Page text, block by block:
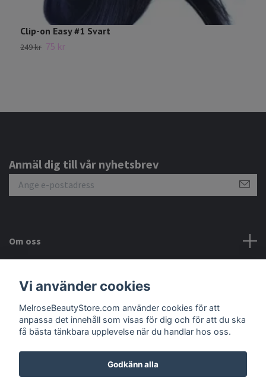
Clip-on Easy #1 Svart
249 kr 75 kr
Anmäl dig till vår nyhetsbrev
Om oss
Meny
Vi använder cookies
MelroseBeautyStore.com använder cookies för att
anpassa det innehåll som visas för dig och för att du ska
få bästa tänkbara upplevelse när du handlar hos oss.
Godkänn alla